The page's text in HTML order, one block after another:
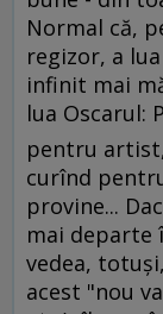
Normal că,
regizor, a
infinit mai
lua Oscarul:
pentru
curînd
provine...
mai departe
vedea,
acest "nou